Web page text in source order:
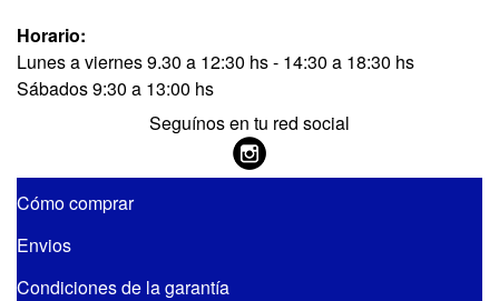
Horario:
Lunes a viernes 9.30 a 12:30 hs - 14:30 a 18:30 hs
Sábados 9:30 a 13:00 hs
Seguínos en tu red social
Cómo comprar
Envios
Condiciones de la garantía